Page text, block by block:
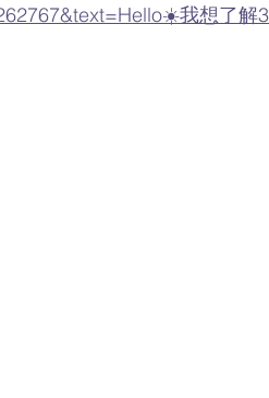
我想了解